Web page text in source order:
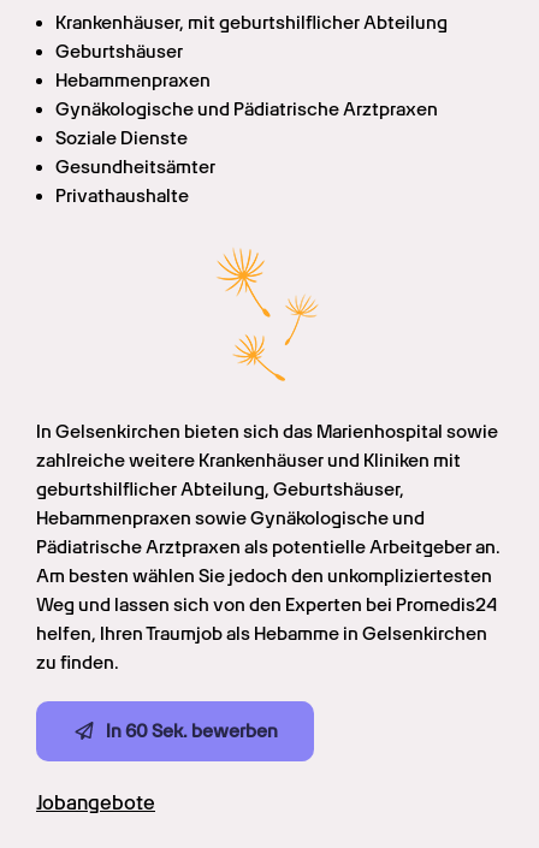
Krankenhäuser, mit geburtshilflicher Abteilung
Geburtshäuser
Hebammenpraxen
Gynäkologische und Pädiatrische Arztpraxen
Soziale Dienste
Gesundheitsämter
Privathaushalte
In Gelsenkirchen bieten sich das Marienhospital sowie
zahlreiche weitere Krankenhäuser und Kliniken mit
geburtshilflicher Abteilung, Geburtshäuser,
Hebammenpraxen sowie Gynäkologische und
Pädiatrische Arztpraxen als potentielle Arbeitgeber an.
Am besten wählen Sie jedoch den unkompliziertesten
Weg und lassen sich von den Experten bei Promedis24
helfen, Ihren Traumjob als Hebamme in Gelsenkirchen
zu finden.
In 60 Sek. bewerben
Jobangebote